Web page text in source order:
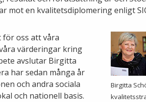
mot en kvalitetsdiplomering enligt
för oss att våra
värderingar kring
avslutar Birgitta
har sedan många år
och andra sociala
och nationell basis.
Birgitta